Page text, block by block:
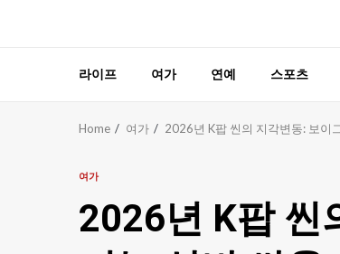
라이프 여가 연예 스포츠
Home 여가 2026년 K팝 씬의 지각변동: 보이
여가
2026년 K팝 씬